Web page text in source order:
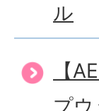
ル
【